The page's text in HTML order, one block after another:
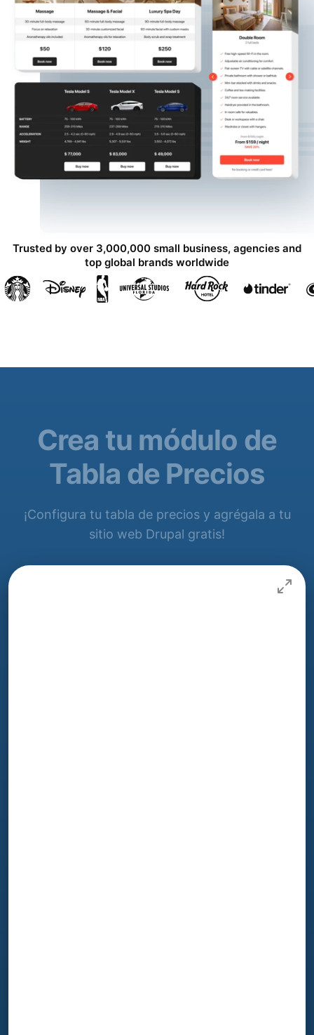
Trusted by over 3,000,000 small business, agencies and
top global brands worldwide
Crea tu módulo de
Tabla de Precios
¡Configura tu tabla de precios y agrégala a tu
sitio web Drupal gratis!